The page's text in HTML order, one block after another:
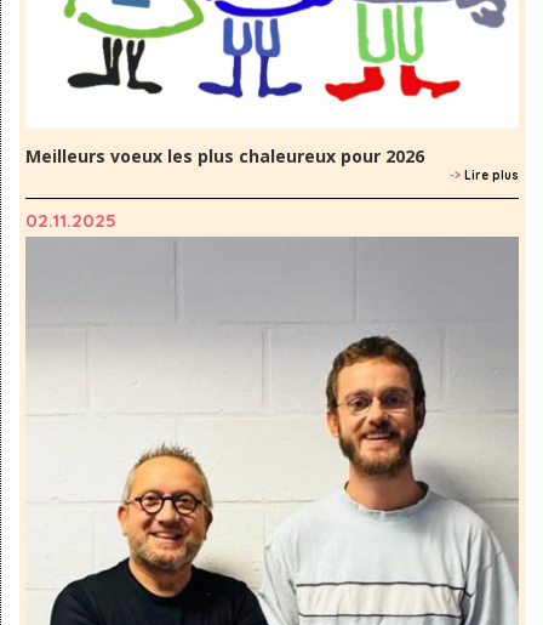
Meilleurs voeux les plus chaleureux pour 2026
-> Lire plus
02.11.2025